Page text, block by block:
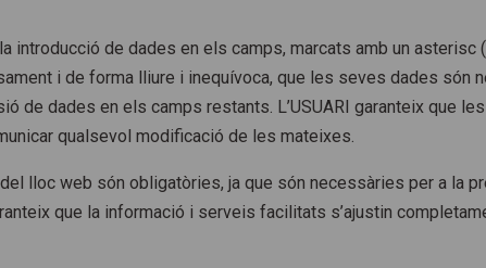
introducció de dades en els camps, marcats amb un asterisc
i de forma lliure i inequívoca, que les seves dades són
de dades en els camps restants. L’USUARI garanteix que
qualsevol modificació de les mateixes.
lloc web són obligatòries, ja que són necessàries per a la
que la informació i serveis facilitats s’ajustin